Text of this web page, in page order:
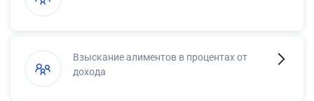
Взыскание алиментов в процентах от
дохода